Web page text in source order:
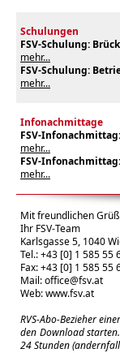
Schulungen
FSV-Schulung:
mehr...
FSV-Schulung:
mehr...
Infonachmittage
FSV-
mehr...
FSV-
mehr...
Mit freundlichen
Ihr FSV-Team
Karlsgasse 5, 1040
Tel.: +43 [0] 1 585 55
Fax: +43 [0] 1 585 55
Mail:office@fsv.at
Web:www.fsv.at
RVS-Abo-Bezieher
den Download
24 Stunden